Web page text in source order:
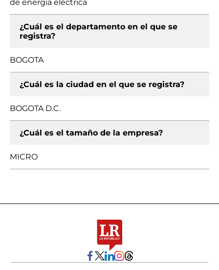
de energía eléctrica
¿Cuál es el departamento en el que se
registra?
BOGOTA
¿Cuál es la ciudad en el que se registra?
BOGOTA D.C.
¿Cuál es el tamaño de la empresa?
MICRO